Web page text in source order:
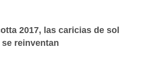
2017, las caricias de sol
reinventan